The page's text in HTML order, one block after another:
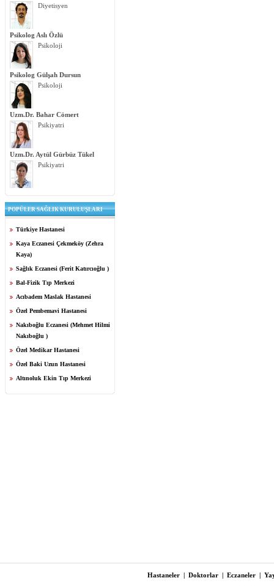
Diyetisyen
Psikolog Aslı Özlü
Psikoloji
Psikolog Gülşah Dursun
Psikoloji
Uzm.Dr. Bahar Cömert
Psikiyatri
Uzm.Dr. Aytül Gürbüz Tükel
Psikiyatri
POPÜLER SAĞLIK KURULUŞLARI
Türkiye Hastanesi
Kaya Eczanesi Çekmeköy (Zehra
Kaya)
Sağlık Eczanesi (Ferit Katırcıoğlu )
Bal-Fizik Tıp Merkezi
Acıbadem Maslak Hastanesi
Özel Pembemavi Hastanesi
Nakıboğlu Eczanesi (Mehmet Hilmi
Nakıboğlu )
Özel Medikar Hastanesi
Özel Baki Uzun Hastanesi
Altınoluk Ekin Tıp Merkezi
Hastaneler | Doktorlar | Eczaneler |